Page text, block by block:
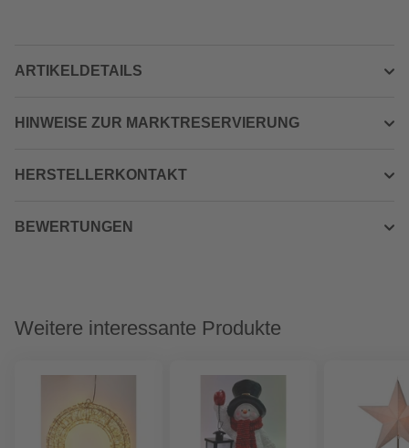
ARTIKELDETAILS
HINWEISE ZUR MARKTRESERVIERUNG
HERSTELLERKONTAKT
BEWERTUNGEN
Weitere interessante Produkte